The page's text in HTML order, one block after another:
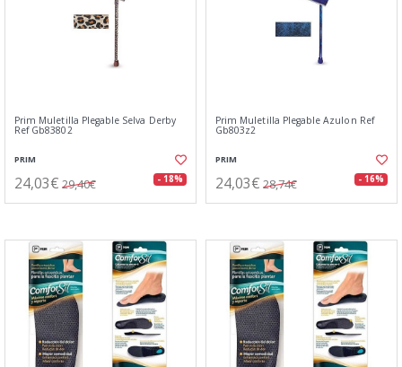
Prim Muletilla Plegable Selva Derby
Ref Gb83802
PRIM
24,03€ 29,40€ - 18%
Prim Muletilla Plegable Azulon Ref
Gb803z2
PRIM
24,03€ 28,74€ - 16%